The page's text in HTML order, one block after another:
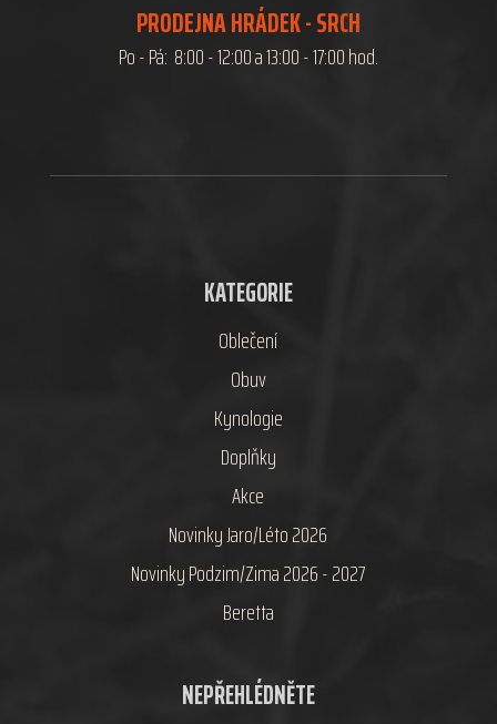
PRODEJNA HRÁDEK - SRCH
Po - Pá: 8:00 - 12:00 a 13:00 - 17:00 hod.
KATEGORIE
Oblečení
Obuv
Kynologie
Doplňky
Akce
Novinky Jaro/Léto 2026
Novinky Podzim/Zima 2026 - 2027
Beretta
NEPŘEHLÉDNĚTE